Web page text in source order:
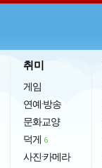
취미
게임
연예·방송
문화교양
덕게 6
사진·카메라